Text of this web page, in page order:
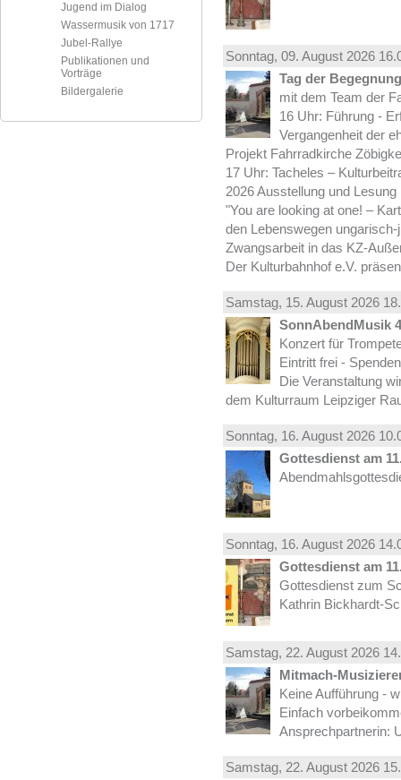
Jugend im Dialog
Wassermusik von 1717
Jubel-Rallye
Publikationen und
Vorträge
Bildergalerie
Sonntag, 09. August 2026
Tag der
mit dem Team der
16 Uhr: Führung -
Vergangenheit der
Projekt Fahrradkirche
17 Uhr: Tacheles –
2026 Ausstellung und Lesung
"You are looking at one! –
den Lebenswegen
Zwangsarbeit in das KZ-
Der Kulturbahnhof e.V.
Samstag, 15. August 2026
SonnAbendMusik 4
Konzert für
Eintritt frei -
Die Veranstaltung
dem Kulturraum Leipziger
Sonntag, 16. August 2026
Gottesdienst am
Sonntag, 16. August 2026
Gottesdienst am
Gottesdienst zum
Kathrin Bickhardt-
Samstag, 22. August 2026
Mitmach-
Keine Aufführung -
Einfach
Ansprechpartnerin:
Samstag, 22. August 2026